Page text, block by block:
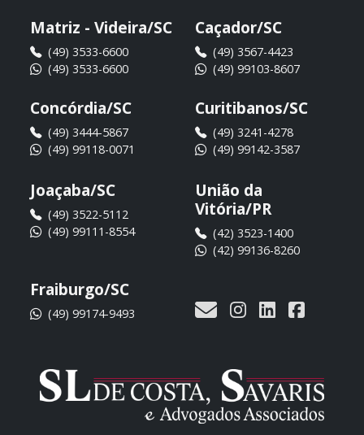
Matriz - Videira/SC
(49) 3533-6600
(49) 3533-6600
Caçador/SC
(49) 3567-4423
(49) 99103-8607
Concórdia/SC
(49) 3444-5867
(49) 99118-0071
Curitibanos/SC
(49) 3241-4278
(49) 99142-3587
Joaçaba/SC
(49) 3522-5112
(49) 99111-8554
União da
Vitória/PR
(42) 3523-1400
(42) 99136-8260
Fraiburgo/SC
(49) 99174-9493